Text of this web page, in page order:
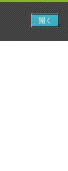
開く